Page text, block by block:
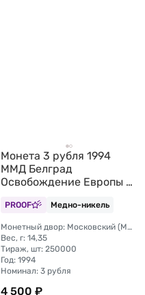
Монета 3 рубля 1994
ММД Белград
Освобождение Европы от
PROOF Медно-никель
Монетный двор: Московский (ММД)
Вес, г: 14,35
Тираж, шт: 250000
Год: 1994
Номинал: 3 рубля
4 500 ₽